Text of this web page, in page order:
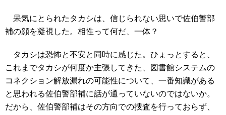
呆気にとられたタカシは、信じられない思いで佐伯警部
補の顔を凝視した。相性って何だ、一体？
タカシは恐怖と不安と同時に感じた。ひょっとすると、
これまでタカシが何度か主張してきた、図書館システムの
コネクション解放漏れの可能性について、一番知識がある
と思われる佐伯警部補に話が通っていないのではないか。
だから、佐伯警部補はその方向での捜査を行っておらず、